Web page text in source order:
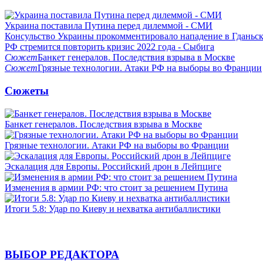
Украина поставила Путина перед дилеммой - СМИ
Консульство Украины прокомментировало нападение в
РФ стремится повторить кризис 2022 года - Сыбига
СюжетБанкет генералов. Последствия взрыва в Москве
СюжетГрязные технологии. Атаки РФ на выборы во Франции
Сюжеты
Банкет генералов. Последствия взрыва в Москве
Грязные технологии. Атаки РФ на выборы во Франции
Эскалация для Европы. Российский дрон в Лейпциге
Изменения в армии РФ: что стоит за решением Путина
Итоги 5.8: Удар по Киеву и нехватка антибаллистики
ВЫБОР РЕДАКТОРА